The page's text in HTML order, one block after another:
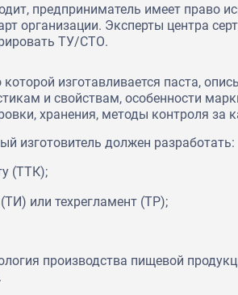
предприниматель имеет право
организации. Эксперты центра
ТУ/СТО.
изготавливается паста,
и свойствам, особенности
хранения, методы контроля за
изготовитель должен разработать:
(ТТК);
или техрегламент (ТР);
производства пищевой